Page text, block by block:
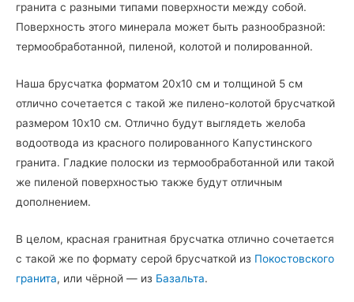
гранита с разными типами поверхности между собой.
Поверхность этого минерала может быть разнообразной:
термообработанной, пиленой, колотой и полированной.
Наша брусчатка форматом 20х10 см и толщиной 5 см
отлично сочетается с такой же пилено-колотой брусчаткой
размером 10х10 см. Отлично будут выглядеть желоба
водоотвода из красного полированного Капустинского
гранита. Гладкие полоски из термообработанной или такой
же пиленой поверхностью также будут отличным
дополнением.
В целом, красная гранитная брусчатка отлично сочетается
с такой же по формату серой брусчаткой из Покостовского
гранита, или чёрной — из Базальта.